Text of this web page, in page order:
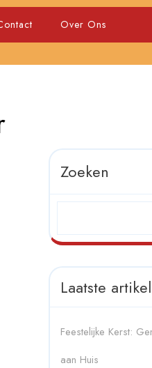
Over Ons
Zoeken
Laatste
Feestelijke Kerst:
aan Huis